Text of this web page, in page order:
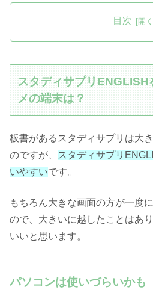
目次
スタディサプリENGLISH
メの端末は？
板書があるスタディサプリは大
のですが、
スタディサプリ
いやすいです。
もちろん大きな画面の方が一度
ので、大きいに越したことはあ
いいと思います。
パソコンは使いづらいかも